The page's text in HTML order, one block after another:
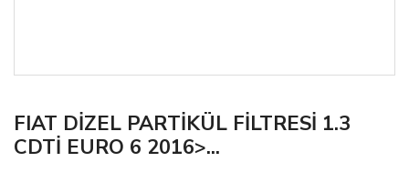
FIAT DİZEL PARTİKÜL FİLTRESİ 1.3
CDTİ EURO 6 2016>...